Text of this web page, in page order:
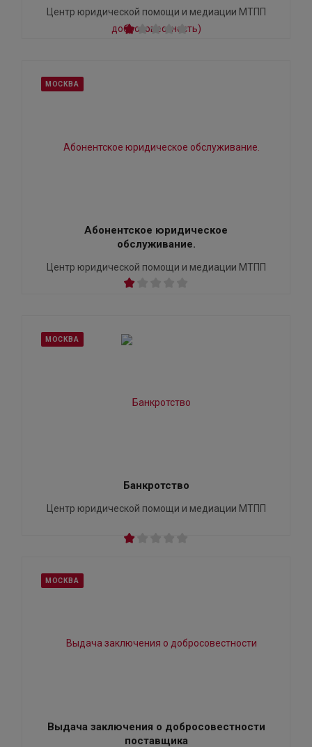
Центр юридической помощи и медиации МТПП
МОСКВА
Абонентское юридическое
обслуживание.
Центр юридической помощи и медиации МТПП
МОСКВА
Банкротство
Центр юридической помощи и медиации МТПП
МОСКВА
Выдача заключения о добросовестности
поставщика